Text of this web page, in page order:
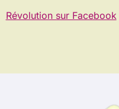
Révolution sur Facebook